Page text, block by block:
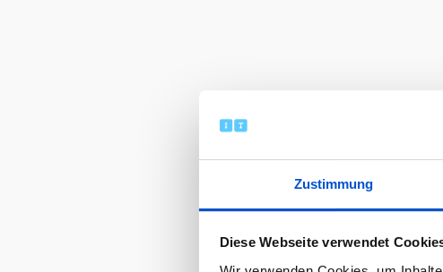
Zustimmung
Diese Webseite verwendet